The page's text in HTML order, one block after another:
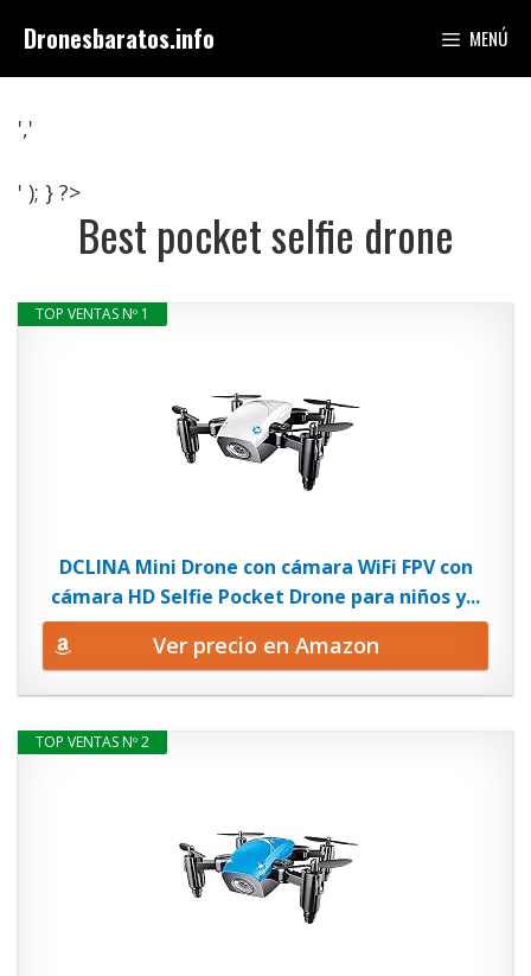
contenido
Dronesbaratos.info MENÚ
','
' ); } ?>
Best pocket selfie drone
TOP VENTAS Nº 1
DCLINA Mini Drone con cámara WiFi FPV con
cámara HD Selfie Pocket Drone para niños y...
Ver precio en Amazon
TOP VENTAS Nº 2